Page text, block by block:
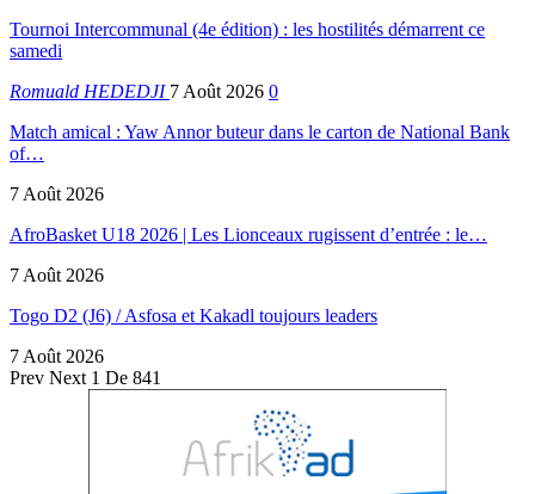
Tournoi Intercommunal (4e édition) : les hostilités démarrent ce
samedi
Romuald HEDEDJI 7 Août 2026 0
Match amical : Yaw Annor buteur dans le carton de National Bank
of…
7 Août 2026
AfroBasket U18 2026 | Les Lionceaux rugissent d’entrée : le…
7 Août 2026
Togo D2 (J6) / Asfosa et Kakadl toujours leaders
7 Août 2026
Prev Next 1 De 841